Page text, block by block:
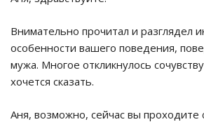
Внимательно прочитал и разглядел
особенности вашего поведения,
мужа. Многое откликнулось
хочется сказать.
Аня, возможно, сейчас вы